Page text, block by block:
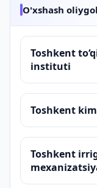
O'xshash
Toshkent
instituti
Toshkent
Toshkent
milliy